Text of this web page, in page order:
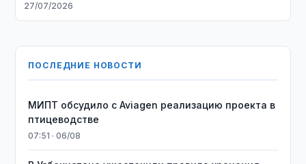
27/07/2026
ПОСЛЕДНИЕ НОВОСТИ
МИПТ обсудило с Aviagen реализацию проекта в
птицеводстве
07:51 · 06/08